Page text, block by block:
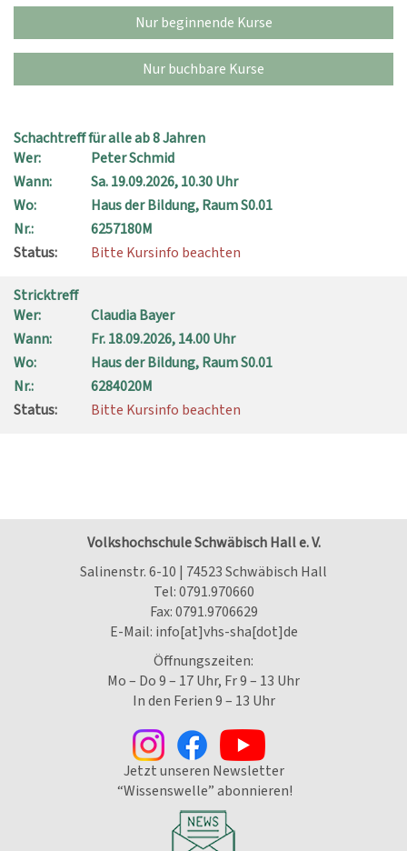
Nur beginnende Kurse
Nur buchbare Kurse
Schachtreff für alle ab 8 Jahren
Wer:
Peter Schmid
Wann:
Sa.19.09.2026, 10.30 Uhr
Wo:
Haus der Bildung, Raum S0.01
Nr.:
6257180M
Status:
Bitte Kursinfo beachten
Stricktreff
Wer:
Claudia Bayer
Wann:
Fr.18.09.2026, 14.00 Uhr
Wo:
Haus der Bildung, Raum S0.01
Nr.:
6284020M
Status:
Bitte Kursinfo beachten
Volkshochschule Schwäbisch Hall e. V.
Salinenstr. 6-10 | 74523 Schwäbisch Hall
Tel:0791.970660
Fax: 0791.9706629
E-Mail: info[at]vhs-sha[dot]de
Öffnungszeiten:
Mo – Do 9 – 17 Uhr, Fr 9 – 13 Uhr
In den Ferien 9 – 13 Uhr
Jetzt unseren Newsletter
“Wissenswelle” abonnieren!